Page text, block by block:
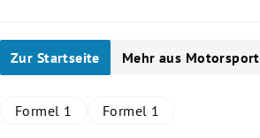
Zur Startseite Mehr aus Motorsport
Formel 1 Formel 1